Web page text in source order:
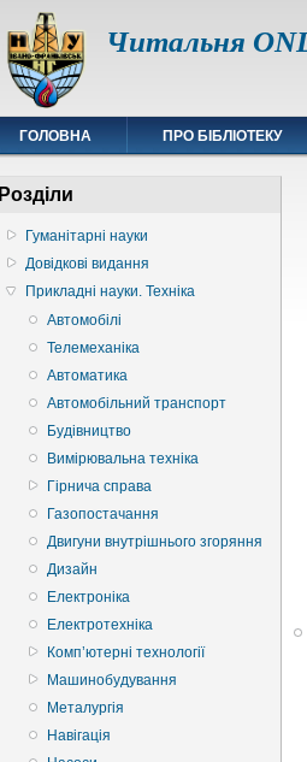
Читальня
ГОЛОВНА ПРО БІБЛІОТЕКУ
Розділи
Гуманітарні науки
Довідкові видання
Прикладні науки. Техніка
Автомобілі
Телемеханіка
Автоматика
Автомобільний транспорт
Будівництво
Вимірювальна техніка
Гірнича справа
Газопостачання
Двигуни внутрішнього згоряння
Дизайн
Електроніка
Електротехніка
Комп’ютерні технології
Машинобудування
Металургія
Навігація